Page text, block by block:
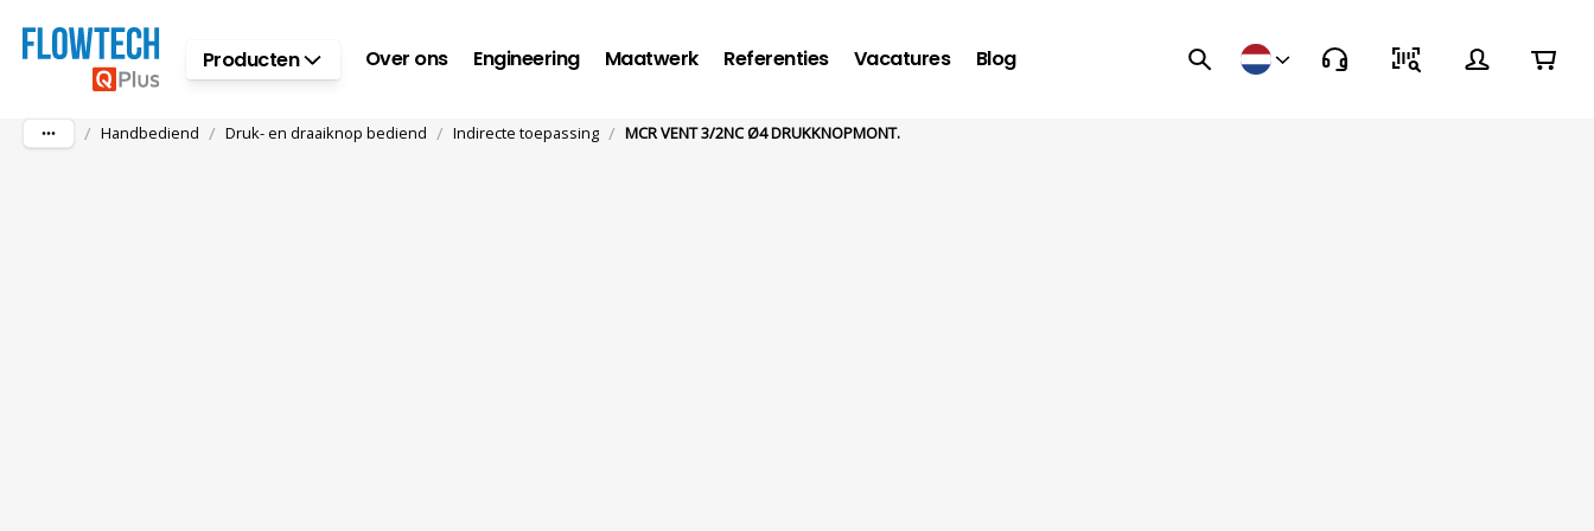
Ga naar hoofdinhoudProducten Over ons Engineering Maatwerk Referenties Vacatures Blog
/ Handbediend / Druk- en draaiknop bediend / Indirecte toepassing / MCR VENT 3/2NC Ø4 DRUKKNOPMONT.